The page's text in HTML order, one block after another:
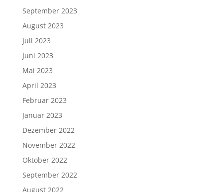
September 2023
August 2023
Juli 2023
Juni 2023
Mai 2023
April 2023
Februar 2023
Januar 2023
Dezember 2022
November 2022
Oktober 2022
September 2022
August 2022